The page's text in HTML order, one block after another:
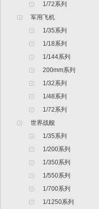
1/72系列
军用飞机
1/35系列
1/18系列
1/144系列
200mm系列
1/32系列
1/48系列
1/72系列
世界战舰
1/35系列
1/200系列
1/350系列
1/550系列
1/700系列
1/1250系列